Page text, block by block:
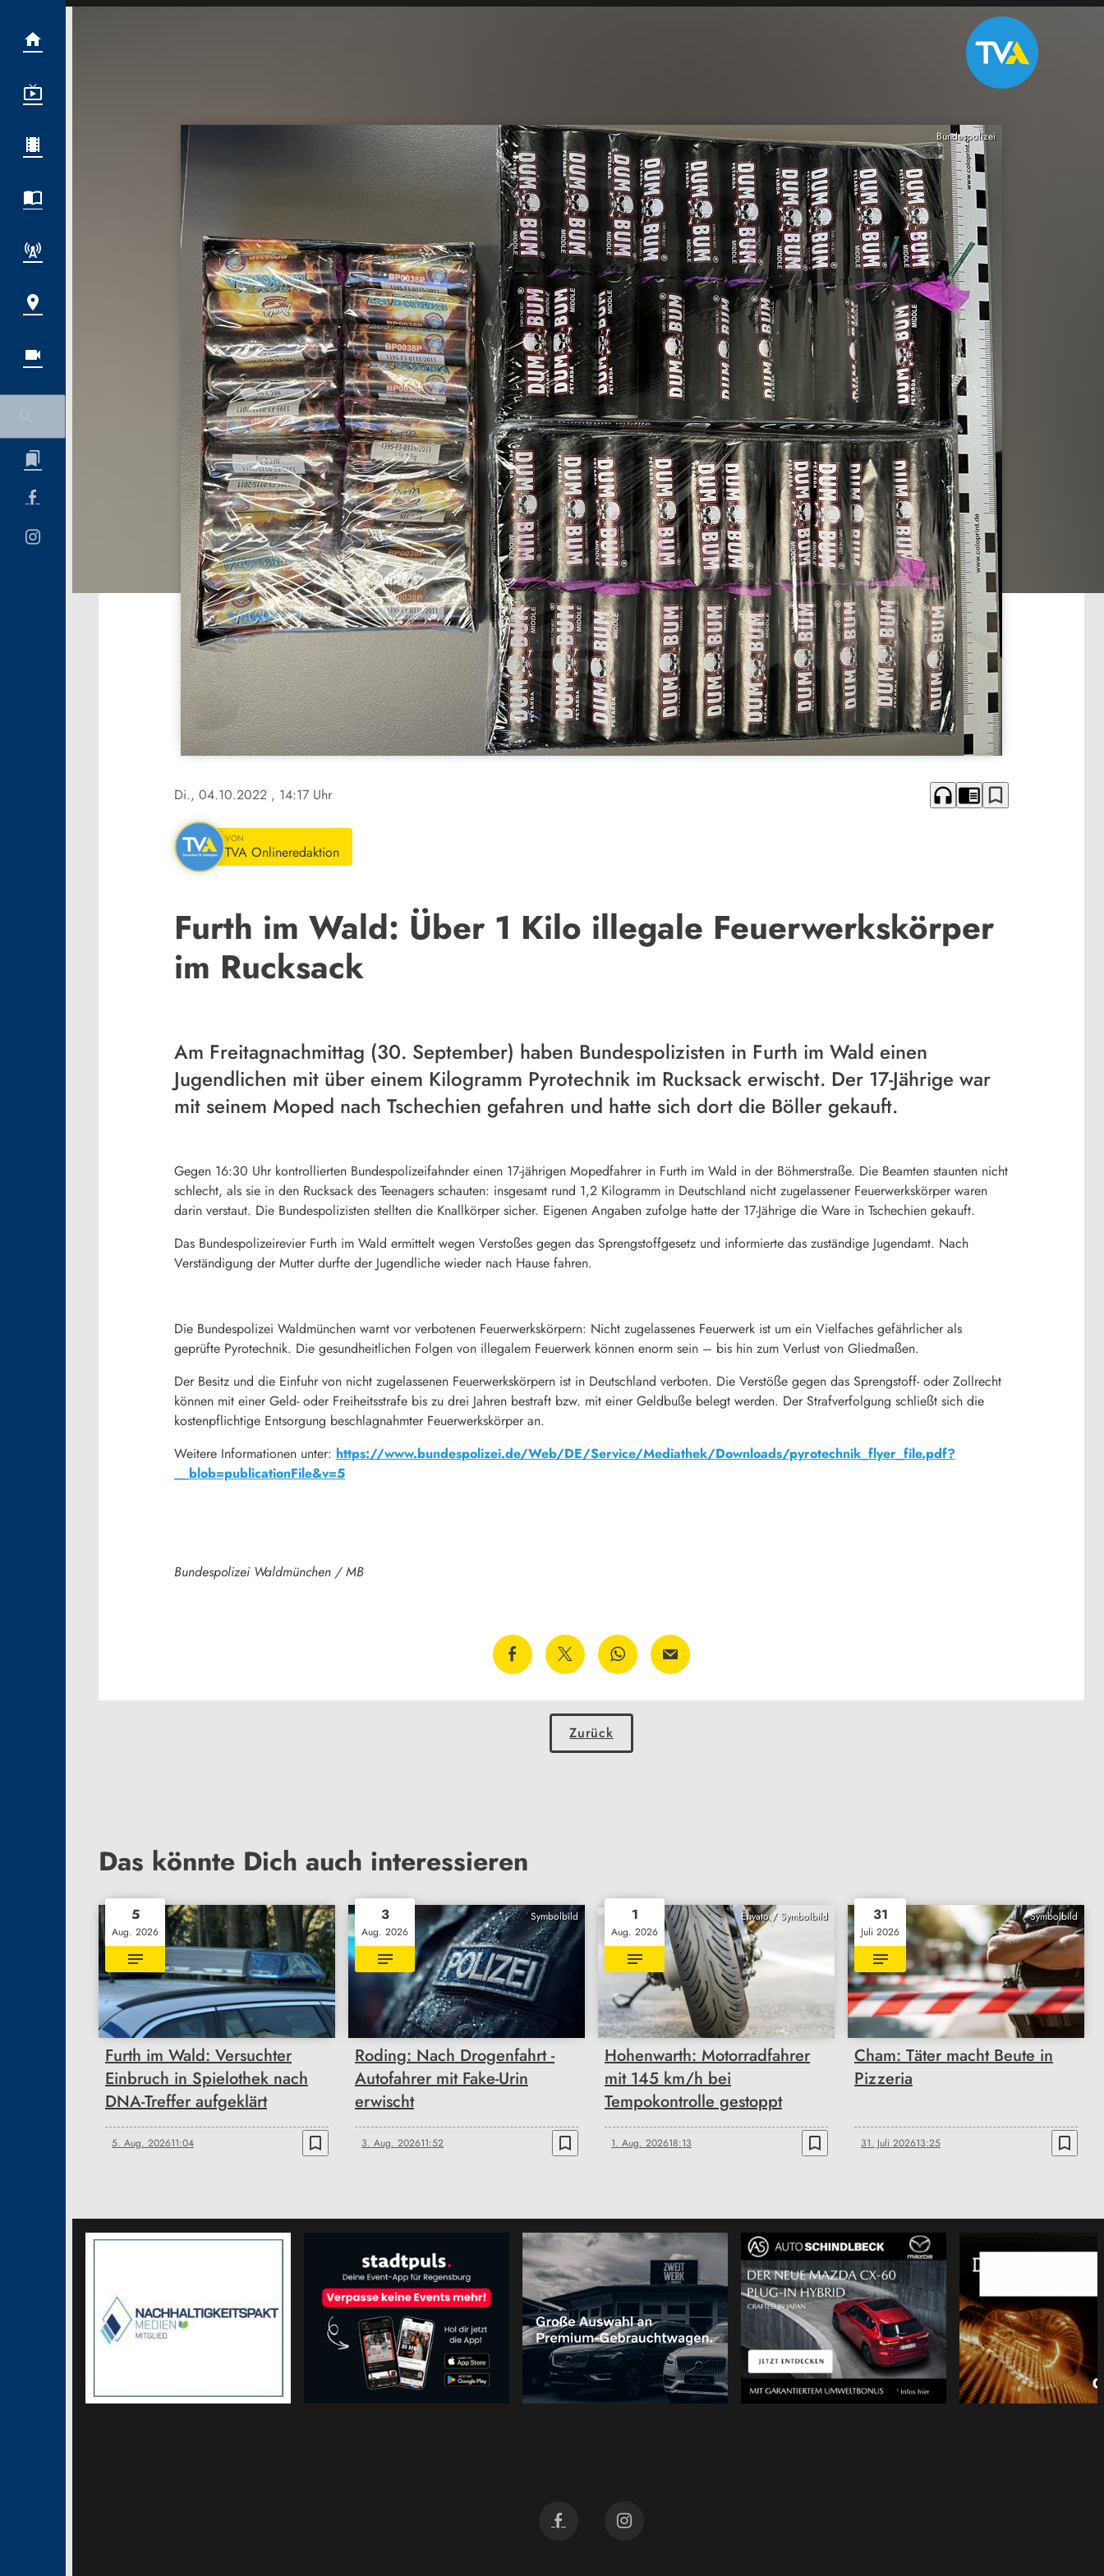
Bundespolizei
Di., 04.10.2022 , 14:17 Uhr headphones chrome_reader_mode bookmark_border
VON
TVA Onlineredaktion
Furth im Wald: Über 1 Kilo illegale Feuerwerkskörper
im Rucksack
Am Freitagnachmittag (30. September) haben Bundespolizisten in Furth im Wald einen
Jugendlichen mit über einem Kilogramm Pyrotechnik im Rucksack erwischt. Der 17-Jährige war
mit seinem Moped nach Tschechien gefahren und hatte sich dort die Böller gekauft.
Gegen 16:30 Uhr kontrollierten Bundespolizeifahnder einen 17-jährigen Mopedfahrer in Furth im Wald in der Böhmerstraße. Die Beamten staunten nicht
schlecht, als sie in den Rucksack des Teenagers schauten: insgesamt rund 1,2 Kilogramm in Deutschland nicht zugelassener Feuerwerkskörper waren
darin verstaut. Die Bundespolizisten stellten die Knallkörper sicher. Eigenen Angaben zufolge hatte der 17-Jährige die Ware in Tschechien gekauft.
Das Bundespolizeirevier Furth im Wald ermittelt wegen Verstoßes gegen das Sprengstoffgesetz und informierte das zuständige Jugendamt. Nach
Verständigung der Mutter durfte der Jugendliche wieder nach Hause fahren.
Die Bundespolizei Waldmünchen warnt vor verbotenen Feuerwerkskörpern: Nicht zugelassenes Feuerwerk ist um ein Vielfaches gefährlicher als
geprüfte Pyrotechnik. Die gesundheitlichen Folgen von illegalem Feuerwerk können enorm sein – bis hin zum Verlust von Gliedmaßen.
Der Besitz und die Einfuhr von nicht zugelassenen Feuerwerkskörpern ist in Deutschland verboten. Die Verstöße gegen das Sprengstoff- oder Zollrecht
können mit einer Geld- oder Freiheitsstrafe bis zu drei Jahren bestraft bzw. mit einer Geldbuße belegt werden. Der Strafverfolgung schließt sich die
kostenpflichtige Entsorgung beschlagnahmter Feuerwerkskörper an.
Weitere Informationen unter: https://www.bundespolizei.de/Web/DE/Service/Mediathek/Downloads/pyrotechnik_flyer_file.pdf?
__blob=publicationFile&v=5
Bundespolizei Waldmünchen / MB
Zurück
Das könnte Dich auch interessieren
5
Aug. 2026
Furth im Wald: Versuchter
Einbruch in Spielothek nach
DNA-Treffer aufgeklärt
5. Aug. 202611:04 bookmark_border
Symbolbild
3
Aug. 2026
Roding: Nach Drogenfahrt -
Autofahrer mit Fake-Urin
erwischt
3. Aug. 202611:52 bookmark_border
Envato / Symbolbild
1
Aug. 2026
Hohenwarth: Motorradfahrer
mit 145 km/h bei
Tempokontrolle gestoppt
1. Aug. 202618:13 bookmark_border
Symbolbild
31
Juli 2026
Cham: Täter macht Beute in
Pizzeria
31. Juli 202613:25 bookmark_border